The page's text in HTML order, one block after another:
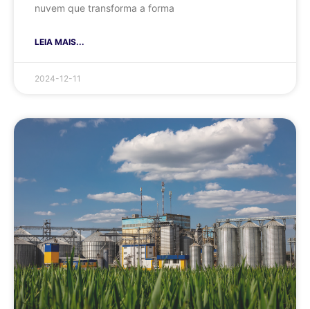
nuvem que transforma a forma
LEIA MAIS...
2024-12-11